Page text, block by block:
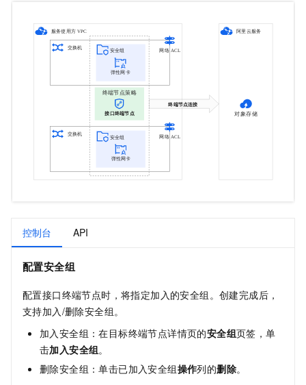
控制台 API
配置安全组
配置接口终端节点时，将指定加入的安全组。创建完成后，
支持加入/删除安全组。
加入安全组：在目标终端节点详情页的安全组页签，单
击加入安全组。
删除安全组：单击已加入安全组操作列的删除。